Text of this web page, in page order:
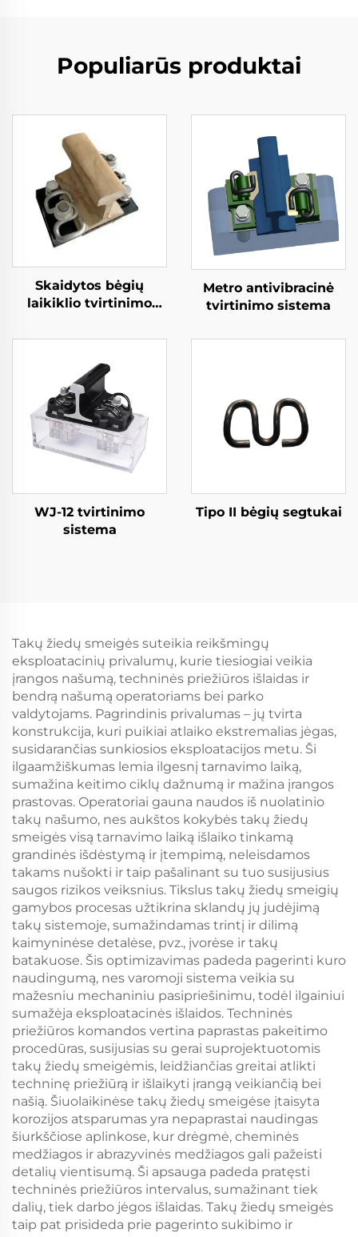
Populiarūs produktai
Skaidytos bėgių
laikiklio tvirtinimo
Metro antivibracinė
tvirtinimo sistema
WJ-12 tvirtinimo
sistema
Tipo II bėgių segtukai
Takų žiedų smeigės suteikia reikšmingų
eksploatacinių privalumų, kurie tiesiogiai veikia
įrangos našumą, techninės priežiūros išlaidas ir
bendrą našumą operatoriams bei parko
valdytojams. Pagrindinis privalumas – jų tvirta
konstrukcija, kuri puikiai atlaiko ekstremalias jėgas,
susidarančias sunkiosios eksploatacijos metu. Ši
ilgaamžiškumas lemia ilgesnį tarnavimo laiką,
sumažina keitimo ciklų dažnumą ir mažina įrangos
prastovas. Operatoriai gauna naudos iš nuolatinio
takų našumo, nes aukštos kokybės takų žiedų
smeigės visą tarnavimo laiką išlaiko tinkamą
grandinės išdėstymą ir įtempimą, neleisdamos
takams nušokti ir taip pašalinant su tuo susijusius
saugos rizikos veiksnius. Tikslus takų žiedų smeigių
gamybos procesas užtikrina sklandų jų judėjimą
takų sistemoje, sumažindamas trintį ir dilimą
kaimyninėse detalėse, pvz., įvorėse ir takų
batakuose. Šis optimizavimas padeda pagerinti kuro
naudingumą, nes varomoji sistema veikia su
mažesniu mechaniniu pasipriešinimu, todėl ilgainiui
sumažėja eksploatacinės išlaidos. Techninės
priežiūros komandos vertina paprastas pakeitimo
procedūras, susijusias su gerai suprojektuotomis
takų žiedų smeigėmis, leidžiančias greitai atlikti
techninę priežiūrą ir išlaikyti įrangą veikiančią bei
našią. Šiuolaikinėse takų žiedų smeigėse įtaisyta
korozijos atsparumas yra nepaprastai naudingas
šiurkščiose aplinkose, kur drėgmė, cheminės
medžiagos ir abrazyvinės medžiagos gali pažeisti
detalių vientisumą. Ši apsauga padeda pratęsti
techninės priežiūros intervalus, sumažinant tiek
dalių, tiek darbo jėgos išlaidas. Takų žiedų smeigės
taip pat prisideda prie pagerinto sukibimo ir